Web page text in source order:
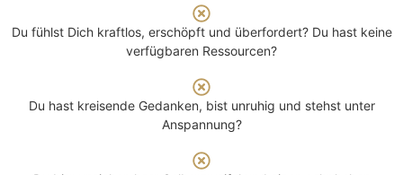
Du fühlst Dich kraftlos, erschöpft und überfordert? Du hast keine
verfügbaren Ressourcen?
Du hast kreisende Gedanken, bist unruhig und stehst unter
Anspannung?